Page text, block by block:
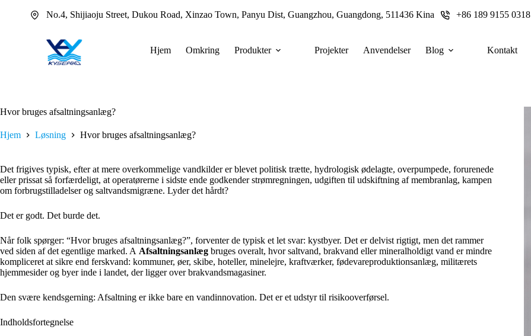
No.4, Shijiaoju Street, Dukou Road, Xinzao Town, Panyu Dist, Guangzhou, Guangdong, 511436 Kina +86 189 9155 0318
Hjem Omkring Produkter Projekter Anvendelser Blog Kontakt
Hvor bruges afsaltningsanlæg?
Hjem Løsning Hvor bruges afsaltningsanlæg?
Det frigives typisk, efter at mere overkommelige vandkilder er blevet politisk trætte, hydrologisk ødelagte, overpumpede, forurenede
eller prissat så forfærdeligt, at operatørerne i sidste ende godkender strømregningen, udgiften til udskiftning af membranlag, kampen
om forbrugstilladelser og saltvandsmigræne. Lyder det hårdt?
Det er godt. Det burde det.
Når folk spørger: “Hvor bruges afsaltningsanlæg?”, forventer de typisk et let svar: kystbyer. Det er delvist rigtigt, men det rammer
ved siden af det egentlige marked. A Afsaltningsanlæg bruges overalt, hvor saltvand, brakvand eller mineralholdigt vand er mindre
kompliceret at sikre end ferskvand: kommuner, øer, skibe, hoteller, minelejre, kraftværker, fødevareproduktionsanlæg, militærets
hjemmesider og byer inde i landet, der ligger over brakvandsmagasiner.
Den svære kendsgerning: Afsaltning er ikke bare en vandinnovation. Det er et udstyr til risikooverførsel.
Indholdsfortegnelse